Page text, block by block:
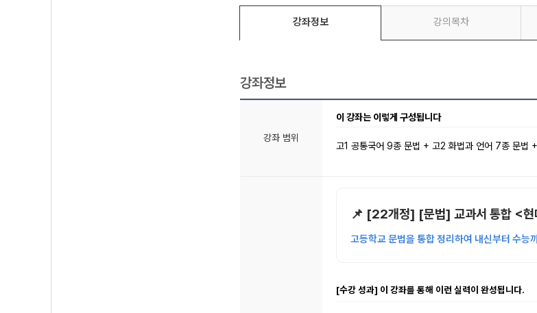
강좌정보 강의목차
강좌정보
강좌 범위
이 강좌는 이렇게 구성됩니다
고1 공통국어 9종 문법 + 고2 화법과 언어 7종 문법
📌 [22개정] [문법] 교과서 통합 <현
고등학교 문법을 통합 정리하여 내신부터 수능
[수강 성과] 이 강좌를 통해 이런 실력이 완성됩니다.